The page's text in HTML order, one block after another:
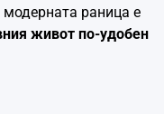
модерната раница е
живот по-удобен